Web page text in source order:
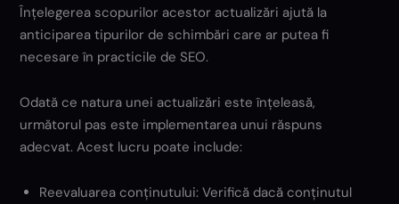
Înțelegerea scopurilor acestor actualizări ajută la
anticiparea tipurilor de schimbări care ar putea fi
necesare în practicile de SEO.
Odată ce natura unei actualizări este înțeleasă,
următorul pas este implementarea unui răspuns
adecvat. Acest lucru poate include:
Reevaluarea conținutului: Verifică dacă conținutul